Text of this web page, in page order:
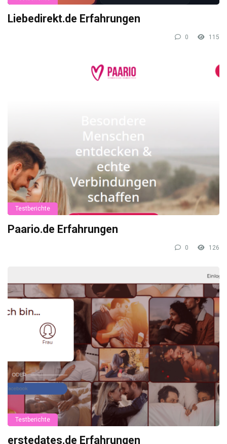
Liebedirekt.de Erfahrungen
0 115
Testberichte
Paario.de Erfahrungen
0 126
Testberichte
erstedates.de Erfahrungen